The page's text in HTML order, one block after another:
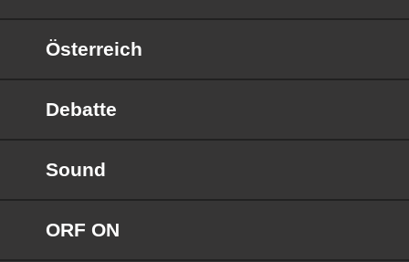
Österreich
Debatte
Sound
ORF ON